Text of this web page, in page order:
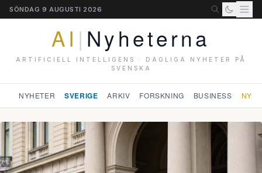
SÖNDAG 9 AUGUSTI 2026
AI | Nyheterna
ARTIFICIELL INTELLIGENS · DAGLIGA NYHETER PÅ
SVENSKA
NYHETER SVERIGE ARKIV FORSKNING BUSINESS